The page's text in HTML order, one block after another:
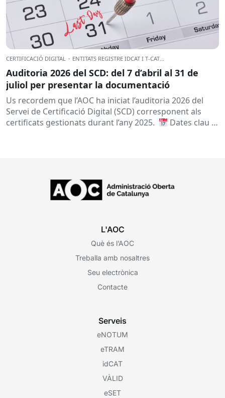
CERTIFICACIÓ DIGITAL · ENTITATS REGISTRE IDCAT I T-CAT...
Auditoria 2026 del SCD: del 7 d’abril al 31 de
juliol per presentar la documentació
Us recordem que l’AOC ha iniciat l’auditoria 2026 del
Servei de Certificació Digital (SCD) corresponent als
certificats gestionats durant l’any 2025.
Dates clau
L'AOC
Què és l’AOC
Treballa amb nosaltres
Seu electrònica
Contacte
Serveis
eNOTUM
eTRAM
idCAT
VÀLID
eSET